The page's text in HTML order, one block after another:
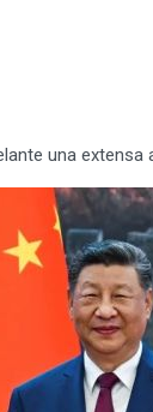
una extensa